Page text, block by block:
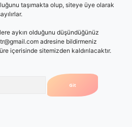
taşımakta olup, siteye üye olarak
aykırı olduğunu düşündüğünüz
adresine bildirmeniz
içerisinde sitemizden kaldırılacaktır.